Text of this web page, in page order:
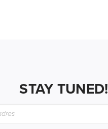
STAY TUNED!